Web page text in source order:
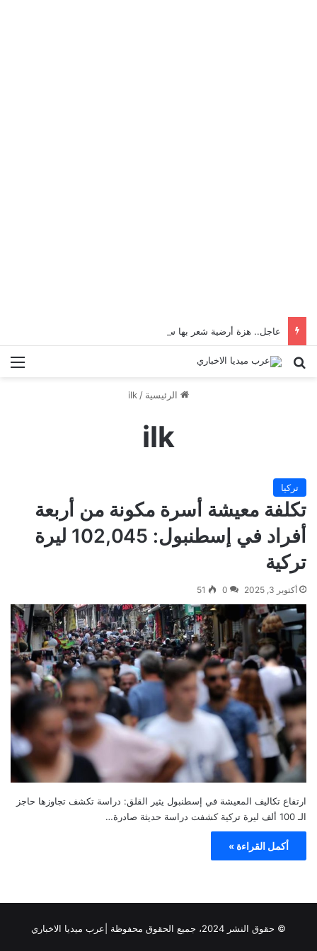
عاجل.. هزة أرضية شعر بها سكان إسطنبول
بحث عن
الرئيسية /
ilk
ilk
تركيا
تكلفة معيشة أسرة مكونة من أربعة
أفراد في إسطنبول: 102,045 ليرة
تركية
أكتوبر 3, 2025 0
51
ارتفاع تكاليف المعيشة في إسطنبول يثير القلق: دراسة تكشف تجاوزها حاجز
الـ 100 ألف ليرة تركية كشفت دراسة حديثة صادرة…
أكمل القراءة »
© حقوق النشر 2024، جميع الحقوق محفوظة |عرب ميديا الاخباري